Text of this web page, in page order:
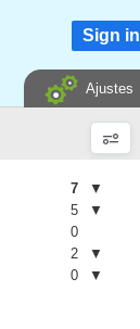
Sign in
Ajustes
7
▼
5
▼
0
2
▼
0 ▼